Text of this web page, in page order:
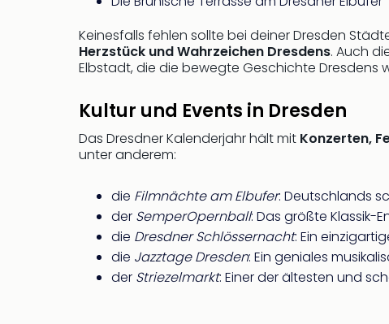
Keinesfalls fehlen sollte bei deiner Dresden
Herzstück und Wahrzeichen Dresdens. Auch
Elbstadt, die die bewegte Geschichte Dresdens
Kultur und Events in Dresden
Das Dresdner Kalenderjahr hält mit Konzerten,
unter anderem:
die Filmnächte am Elbufer: Deutschlands
der SemperOpernball: Das größte Klassik-
die Dresdner Schlössernacht: Ein
die Jazztage Dresden: Ein geniales
der Striezelmarkt: Einer der ältesten und